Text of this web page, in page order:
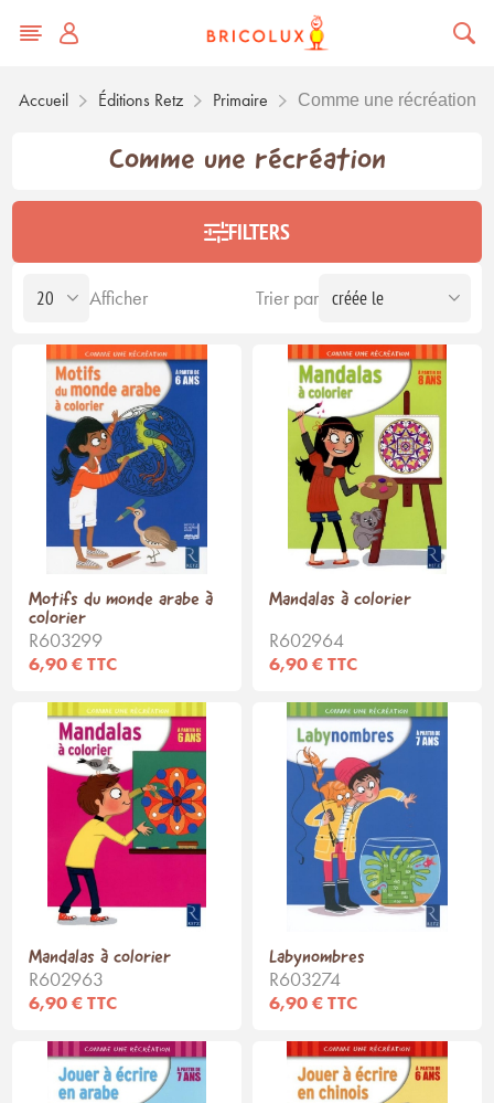
Accueil Éditions Retz Primaire Comme une récréation
Comme une récréation
FILTERS
Trier par
Afficher
Motifs du monde arabe à
colorier
R603299
6,90 € TTC
Mandalas à colorier
R602964
6,90 € TTC
Mandalas à colorier
R602963
6,90 € TTC
Labynombres
R603274
6,90 € TTC